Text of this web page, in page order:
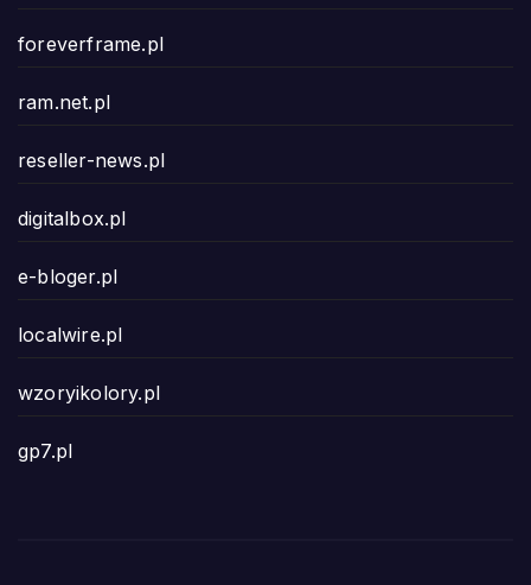
foreverframe.pl
ram.net.pl
reseller-news.pl
digitalbox.pl
e-bloger.pl
localwire.pl
wzoryikolory.pl
gp7.pl